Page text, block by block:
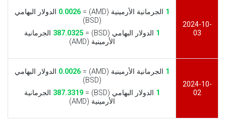
2024-10-
03
1 الجرمانية الأرمينية (AMD) = 0.0026 الدولار البهامي
(BSD)
1 الدولار البهامي (BSD) = 387.0325 الجرمانية
الأرمينية (AMD)
2024-10-
02
1 الجرمانية الأرمينية (AMD) = 0.0026 الدولار البهامي
(BSD)
1 الدولار البهامي (BSD) = 387.3319 الجرمانية
الأرمينية (AMD)